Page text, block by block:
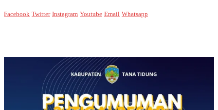
Facebook Twitter Instagram Youtube Email Whatsapp